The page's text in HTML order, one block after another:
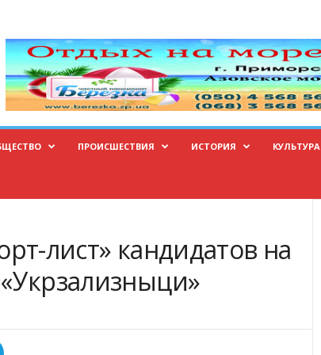
ПРОИСШЕСТВИЯ ИСТОРИЯ КУЛЬТУРА
лист» кандидатов на